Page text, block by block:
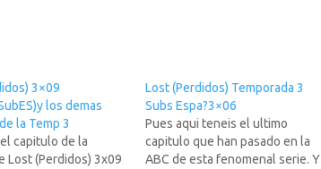
3×09
los demas
la Temp 3
capitulo de la
Lost (Perdidos) 3x09
Lost (Perdidos) Temporada 3
Subs Espa?3×06
Pues aqui teneis el ultimo
capitulo que han pasado en la
ABC de esta fenomenal serie. Y